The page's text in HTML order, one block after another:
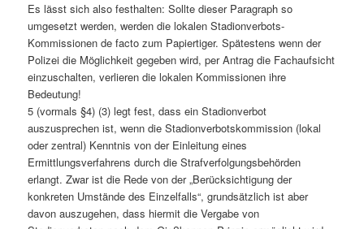
Es lässt sich also festhalten: Sollte dieser Paragraph so
umgesetzt werden, werden die lokalen Stadionverbots-
Kommissionen de facto zum Papiertiger. Spätestens wenn der
Polizei die Möglichkeit gegeben wird, per Antrag die Fachaufsicht
einzuschalten, verlieren die lokalen Kommissionen ihre
Bedeutung!
5 (vormals §4) (3) legt fest, dass ein Stadionverbot
auszusprechen ist, wenn die Stadionverbotskommission (lokal
oder zentral) Kenntnis von der Einleitung eines
Ermittlungsverfahrens durch die Strafverfolgungsbehörden
erlangt. Zwar ist die Rede von der „Berücksichtigung der
konkreten Umstände des Einzelfalls“, grundsätzlich ist aber
davon auszugehen, dass hiermit die Vergabe von